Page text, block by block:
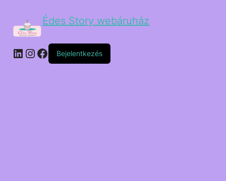
Édes Story webáruház
Bejelentkezés